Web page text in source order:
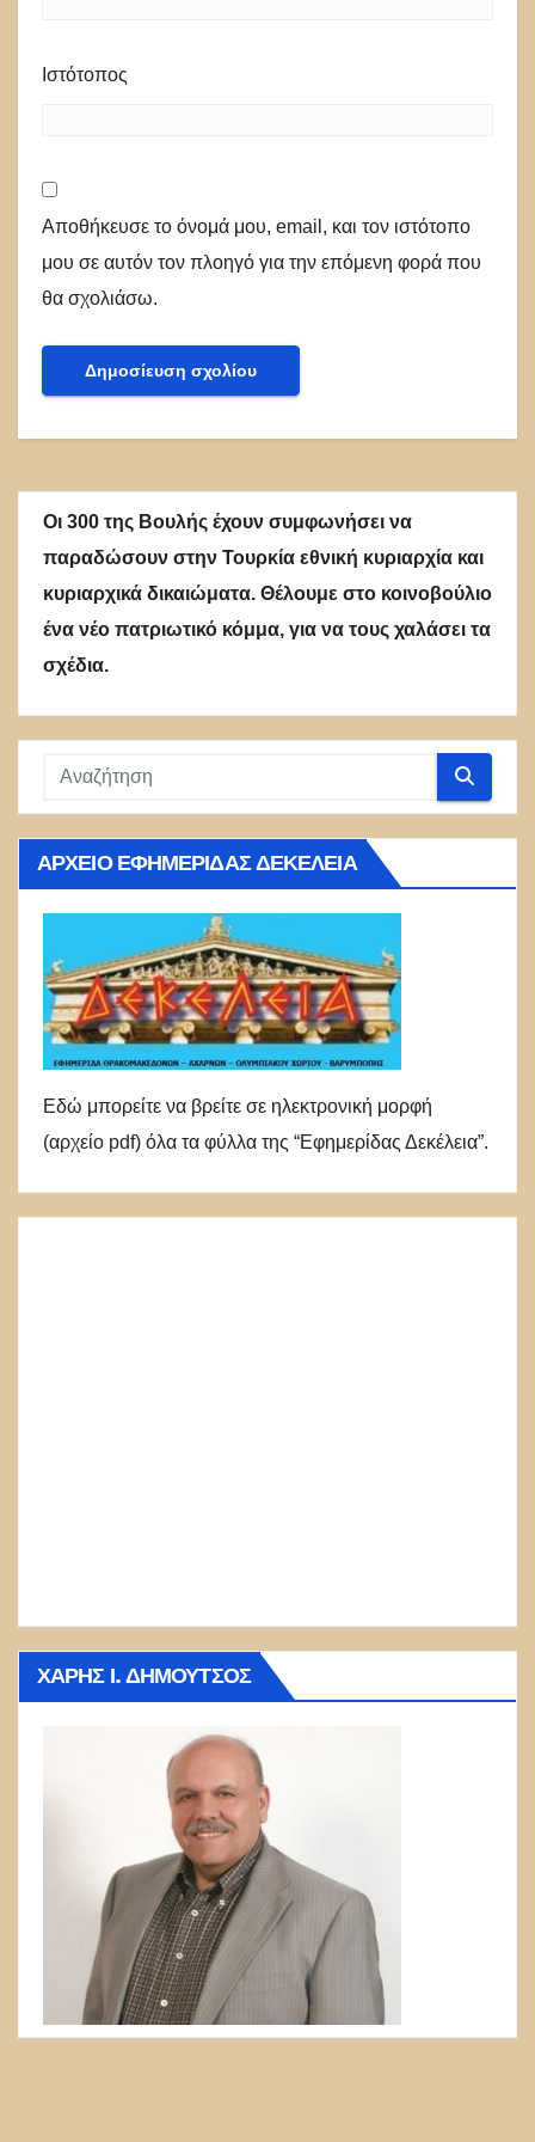
Ιστότοπος
Αποθήκευσε το όνομά μου, email, και τον ιστότοπο
μου σε αυτόν τον πλοηγό για την επόμενη φορά που
θα σχολιάσω.
Οι 300 της Βουλής έχουν συμφωνήσει να
παραδώσουν στην Τουρκία εθνική κυριαρχία και
κυριαρχικά δικαιώματα. Θέλουμε στο κοινοβούλιο
ένα νέο πατριωτικό κόμμα, για να τους χαλάσει τα
σχέδια.
ΑΡΧΕΊΟ ΕΦΗΜΕΡΊΔΑΣ ΔΕΚΈΛΕΙΑ
Εδώ μπορείτε να βρείτε σε ηλεκτρονική μορφή
(αρχείο pdf) όλα τα φύλλα της “Εφημερίδας Δεκέλεια”.
ΧΆΡΗΣ Ι. ΔΗΜΟΎΤΣΟΣ